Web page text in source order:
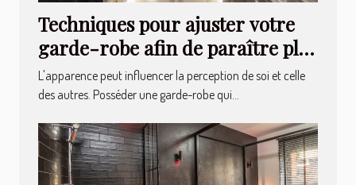
Techniques pour ajuster votre
garde-robe afin de paraître plus
élancé
L'apparence peut influencer la perception de soi et celle
des autres. Posséder une garde-robe qui...